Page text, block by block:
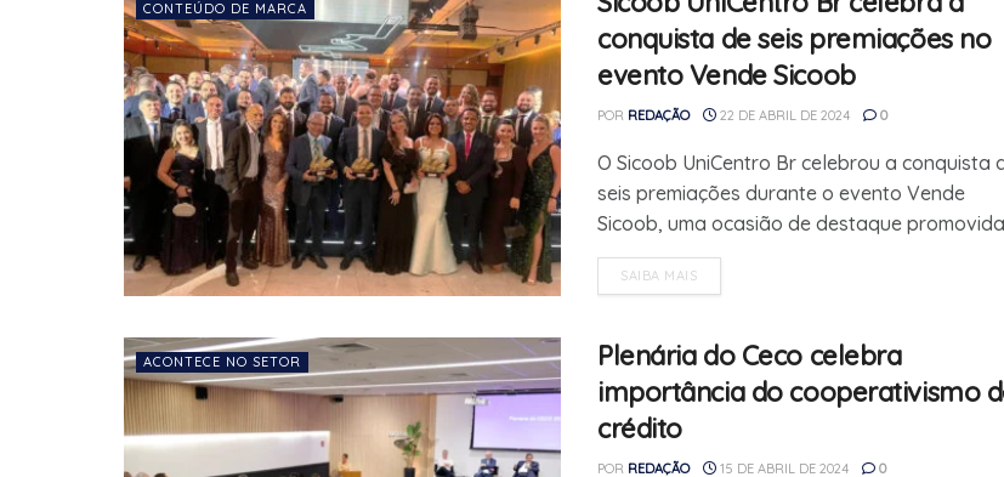
CONTEÚDO DE MARCA
conquista de seis premiações no
evento Vende Sicoob
POR REDAÇÃO 22 DE ABRIL DE 2024 0
O Sicoob UniCentro Br celebrou a conquista
seis premiações durante o evento Vende
Sicoob, uma ocasião de destaque promovida
SAIBA MAIS
ACONTECE NO SETOR
Plenária do Ceco celebra
importância do cooperativismo
crédito
POR REDAÇÃO 15 DE ABRIL DE 2024 0